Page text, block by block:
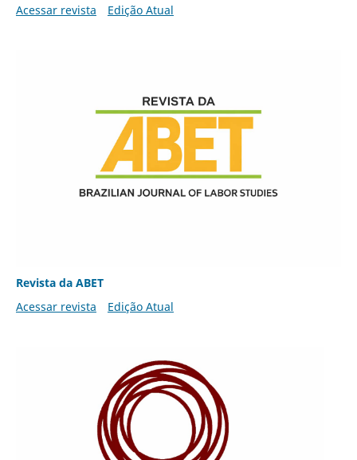
Acessar revista Edição Atual
Revista da ABET
Acessar revista
Edição Atual